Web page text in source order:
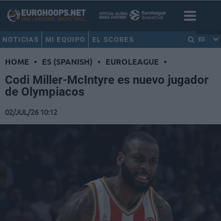
NOTICIAS MI EQUIPO EL SCORES ES
HOME • ES (SPANISH) • EUROLEAGUE •
Codi Miller-McIntyre es nuevo jugador
de Olympiacos
02/JUL/26 10:12